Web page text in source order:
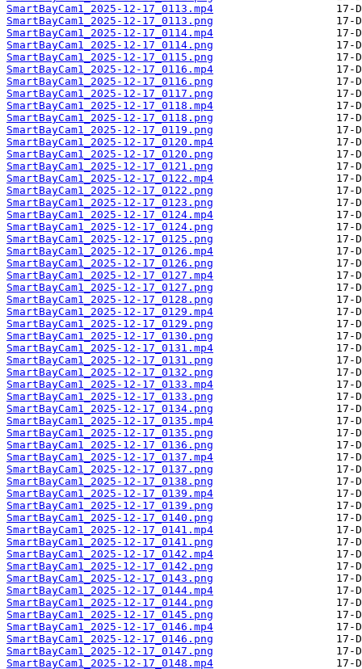
SmartBayCam1_2025-12-17_0113.mp4
SmartBayCam1_2025-12-17_0113.png
SmartBayCam1_2025-12-17_0114.mp4
SmartBayCam1_2025-12-17_0114.png
SmartBayCam1_2025-12-17_0115.png
SmartBayCam1_2025-12-17_0116.mp4
SmartBayCam1_2025-12-17_0116.png
SmartBayCam1_2025-12-17_0117.png
SmartBayCam1_2025-12-17_0118.mp4
SmartBayCam1_2025-12-17_0118.png
SmartBayCam1_2025-12-17_0119.png
SmartBayCam1_2025-12-17_0120.mp4
SmartBayCam1_2025-12-17_0120.png
SmartBayCam1_2025-12-17_0121.png
SmartBayCam1_2025-12-17_0122.mp4
SmartBayCam1_2025-12-17_0122.png
SmartBayCam1_2025-12-17_0123.png
SmartBayCam1_2025-12-17_0124.mp4
SmartBayCam1_2025-12-17_0124.png
SmartBayCam1_2025-12-17_0125.png
SmartBayCam1_2025-12-17_0126.mp4
SmartBayCam1_2025-12-17_0126.png
SmartBayCam1_2025-12-17_0127.mp4
SmartBayCam1_2025-12-17_0127.png
SmartBayCam1_2025-12-17_0128.png
SmartBayCam1_2025-12-17_0129.mp4
SmartBayCam1_2025-12-17_0129.png
SmartBayCam1_2025-12-17_0130.png
SmartBayCam1_2025-12-17_0131.mp4
SmartBayCam1_2025-12-17_0131.png
SmartBayCam1_2025-12-17_0132.png
SmartBayCam1_2025-12-17_0133.mp4
SmartBayCam1_2025-12-17_0133.png
SmartBayCam1_2025-12-17_0134.png
SmartBayCam1_2025-12-17_0135.mp4
SmartBayCam1_2025-12-17_0135.png
SmartBayCam1_2025-12-17_0136.png
SmartBayCam1_2025-12-17_0137.mp4
SmartBayCam1_2025-12-17_0137.png
SmartBayCam1_2025-12-17_0138.png
SmartBayCam1_2025-12-17_0139.mp4
SmartBayCam1_2025-12-17_0139.png
SmartBayCam1_2025-12-17_0140.png
SmartBayCam1_2025-12-17_0141.mp4
SmartBayCam1_2025-12-17_0141.png
SmartBayCam1_2025-12-17_0142.mp4
SmartBayCam1_2025-12-17_0142.png
SmartBayCam1_2025-12-17_0143.png
SmartBayCam1_2025-12-17_0144.mp4
SmartBayCam1_2025-12-17_0144.png
SmartBayCam1_2025-12-17_0145.png
SmartBayCam1_2025-12-17_0146.mp4
SmartBayCam1_2025-12-17_0146.png
SmartBayCam1_2025-12-17_0147.png
SmartBayCam1_2025-12-17_0148.mp4